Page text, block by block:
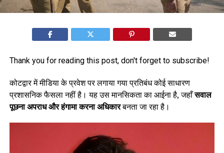
Thank you for reading this post, don't forget to subscribe!
कोटद्वार में मीडिया के प्रवेश पर लगाया गया प्रतिबंध कोई साधारण
प्रशासनिक फैसला नहीं है। यह उस मानसिकता का आईना है, जहाँसवाल
पूछना अपराध और हंगामा करना अधिकारबनता जा रहा है।